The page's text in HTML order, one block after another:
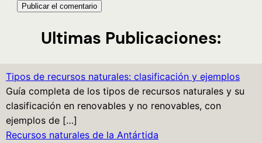
Ultimas Publicaciones:
Tipos de recursos naturales: clasificación y ejemplos
Guía completa de los tipos de recursos naturales y su
clasificación en renovables y no renovables, con
ejemplos de […]
Recursos naturales de la Antártida